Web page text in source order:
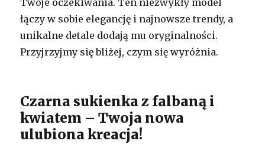
Twoje oczekiwania. Ten niezwykły model
łączy w sobie elegancję i najnowsze trendy, a
unikalne detale dodają mu oryginalności.
Przyjrzyjmy się bliżej, czym się wyróżnia.
Czarna sukienka z falbaną i
kwiatem – Twoja nowa
ulubiona kreacja!